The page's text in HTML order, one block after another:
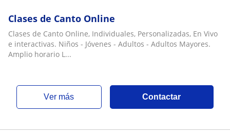
Clases de Canto Online
Clases de Canto Online, Individuales, Personalizadas, En Vivo
e interactivas. Niños - Jóvenes - Adultos - Adultos Mayores.
Amplio horario L...
ver más Contactar